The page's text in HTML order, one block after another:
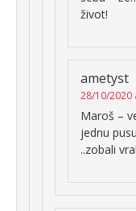
život!
ametyst
28/10/2020
Maroš –
jednu
..zobali